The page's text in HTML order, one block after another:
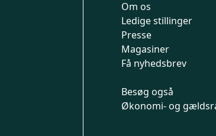
Om os
Ledige stillinger
Presse
Magasiner
Få nyhedsbrev
Besøg også
Økonomi- og